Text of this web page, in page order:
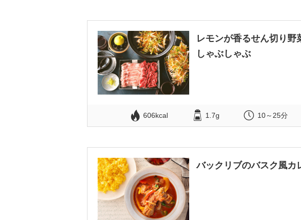
レモンが香るせん切り野
しゃぶしゃぶ
606kcal 1.7g 10～25分
バックリブのバスク風カ